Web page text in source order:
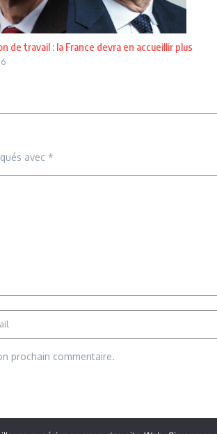
de travail : la France devra en accueillir plus
avec *
prochain commentaire.